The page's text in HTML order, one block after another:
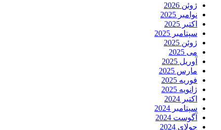
ژوئن 2026
نوامبر 2025
اکتبر 2025
سپتامبر 2025
ژوئن 2025
می 2025
آوریل 2025
مارس 2025
فوریه 2025
ژانویه 2025
اکتبر 2024
سپتامبر 2024
آگوست 2024
جولای 2024